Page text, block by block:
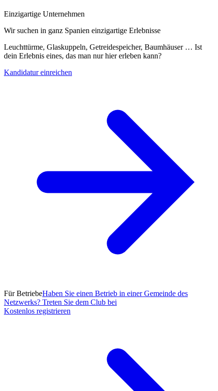
Einzigartige Unternehmen
Wir suchen in ganz Spanien einzigartige Erlebnisse
Leuchttürme, Glaskuppeln, Getreidespeicher, Baumhäuser … Ist
dein Erlebnis eines, das man nur hier erleben kann?
Kandidatur einreichen
Für BetriebeHaben Sie einen Betrieb in einer Gemeinde des
Netzwerks? Treten Sie dem Club bei
Kostenlos registrieren